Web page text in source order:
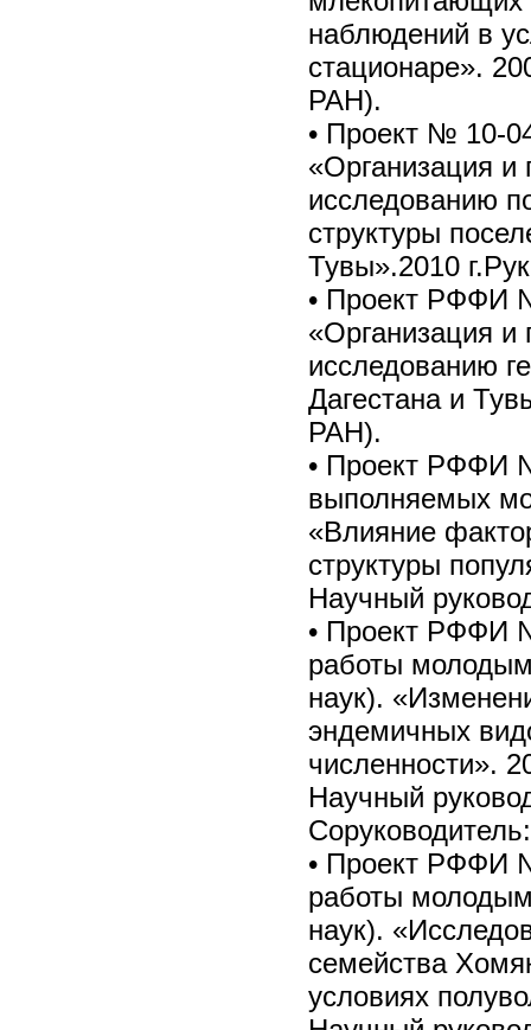
наблюдений в
стационаре».
РАН).
• Проект № 10-
«Организация и
исследованию
структуры
Тувы».2010
• Проект РФФИ
«Организация и
исследованию
Дагестана и
РАН).
• Проект РФФИ
выполняемых
«Влияние
структуры
Научный
• Проект РФФИ
работы
наук).
эндемичных
численности».
Научный
• Проект РФФИ
работы
наук).
семейства
условиях